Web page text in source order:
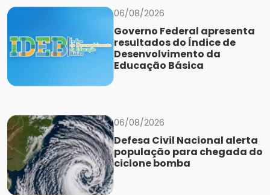
06/08/2026
Governo Federal apresenta
resultados do Índice de
Desenvolvimento da
Educação Básica
06/08/2026
Defesa Civil Nacional alerta
população para chegada do
ciclone bomba